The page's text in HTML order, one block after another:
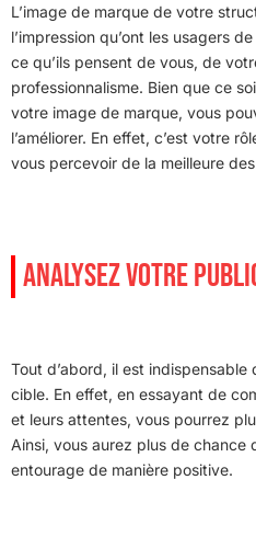
L’image de marque de votre
l’impression qu’ont les usagers
ce qu’ils pensent de vous, de
professionnalisme. Bien que ce
votre image de marque, vous
l’améliorer. En effet, c’est votre
vous percevoir de la meilleure
ANALYSEZ VOTRE
Tout d’abord, il est
cible. En effet, en essayant de
et leurs attentes, vous pourrez
Ainsi, vous aurez plus de chance
entourage de manière positive.